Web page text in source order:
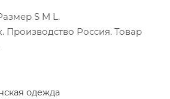
S M L.
Производство Россия. Товар
одежда